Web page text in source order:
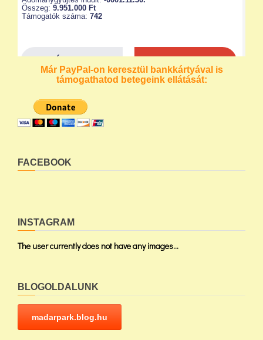
Már PayPal-on keresztül bankkártyával is
támogathatod betegeink ellátását:
FACEBOOK
INSTAGRAM
The user currently does not have any images...
BLOGOLDALUNK
madarpark.blog.hu